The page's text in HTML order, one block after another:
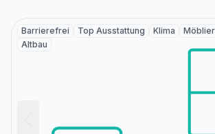
Barrierefrei Top Ausstattung Klima
Altbau